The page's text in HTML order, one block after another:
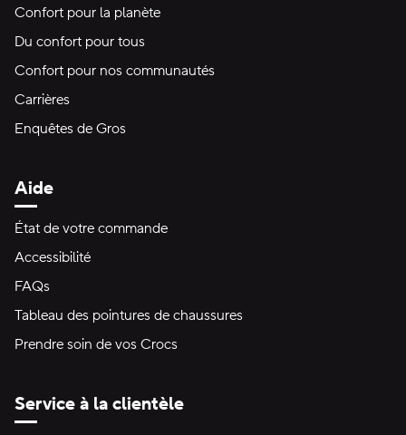
Confort pour la planète
Du confort pour tous
Confort pour nos communautés
Carrières
Enquêtes de Gros
Aide
État de votre commande
Accessibilité
FAQs
Tableau des pointures de chaussures
Prendre soin de vos Crocs
Service à la clientèle